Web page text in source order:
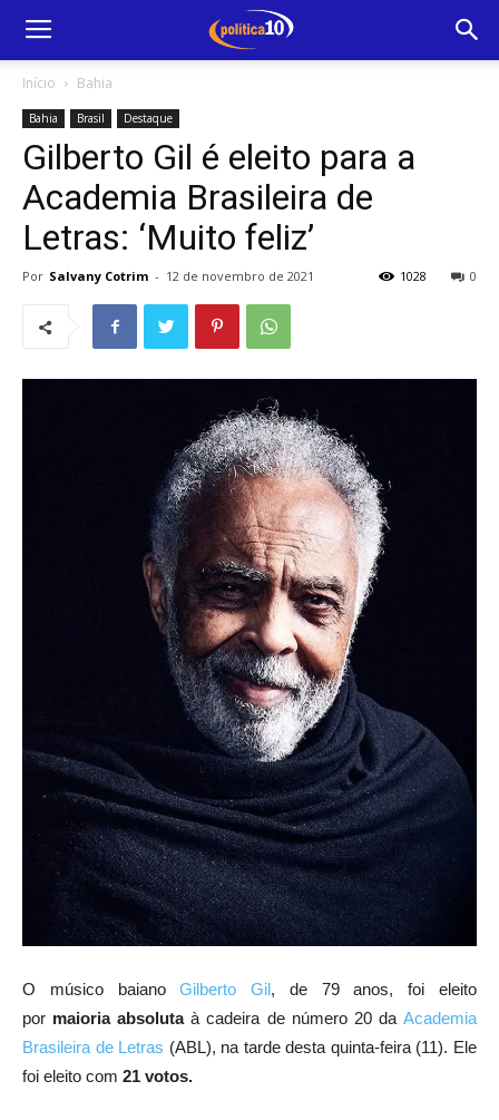
Início Bahia
Bahia Brasil Destaque
Gilberto Gil é eleito para a
Academia Brasileira de
Letras: ‘Muito feliz’
Por Salvany Cotrim - 12 de novembro de 2021 0
1028
O músico baianoGilberto Gil, de 79 anos, foi eleito
por maioria absolutaà cadeira de número 20 daAcademia
Brasileira de Letras (ABL), na tarde desta quinta-feira (11). Ele
foi eleito com 21 votos.